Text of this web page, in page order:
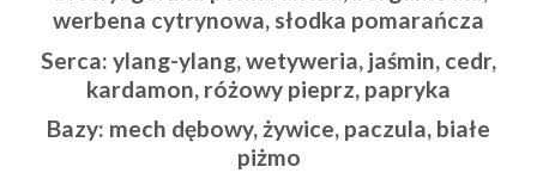
werbena cytrynowa, słodka pomarańcza
Serca: ylang-ylang, wetyweria, jaśmin, cedr,
kardamon, różowy pieprz, papryka
Bazy: mech dębowy, żywice, paczula, białe
piżmo